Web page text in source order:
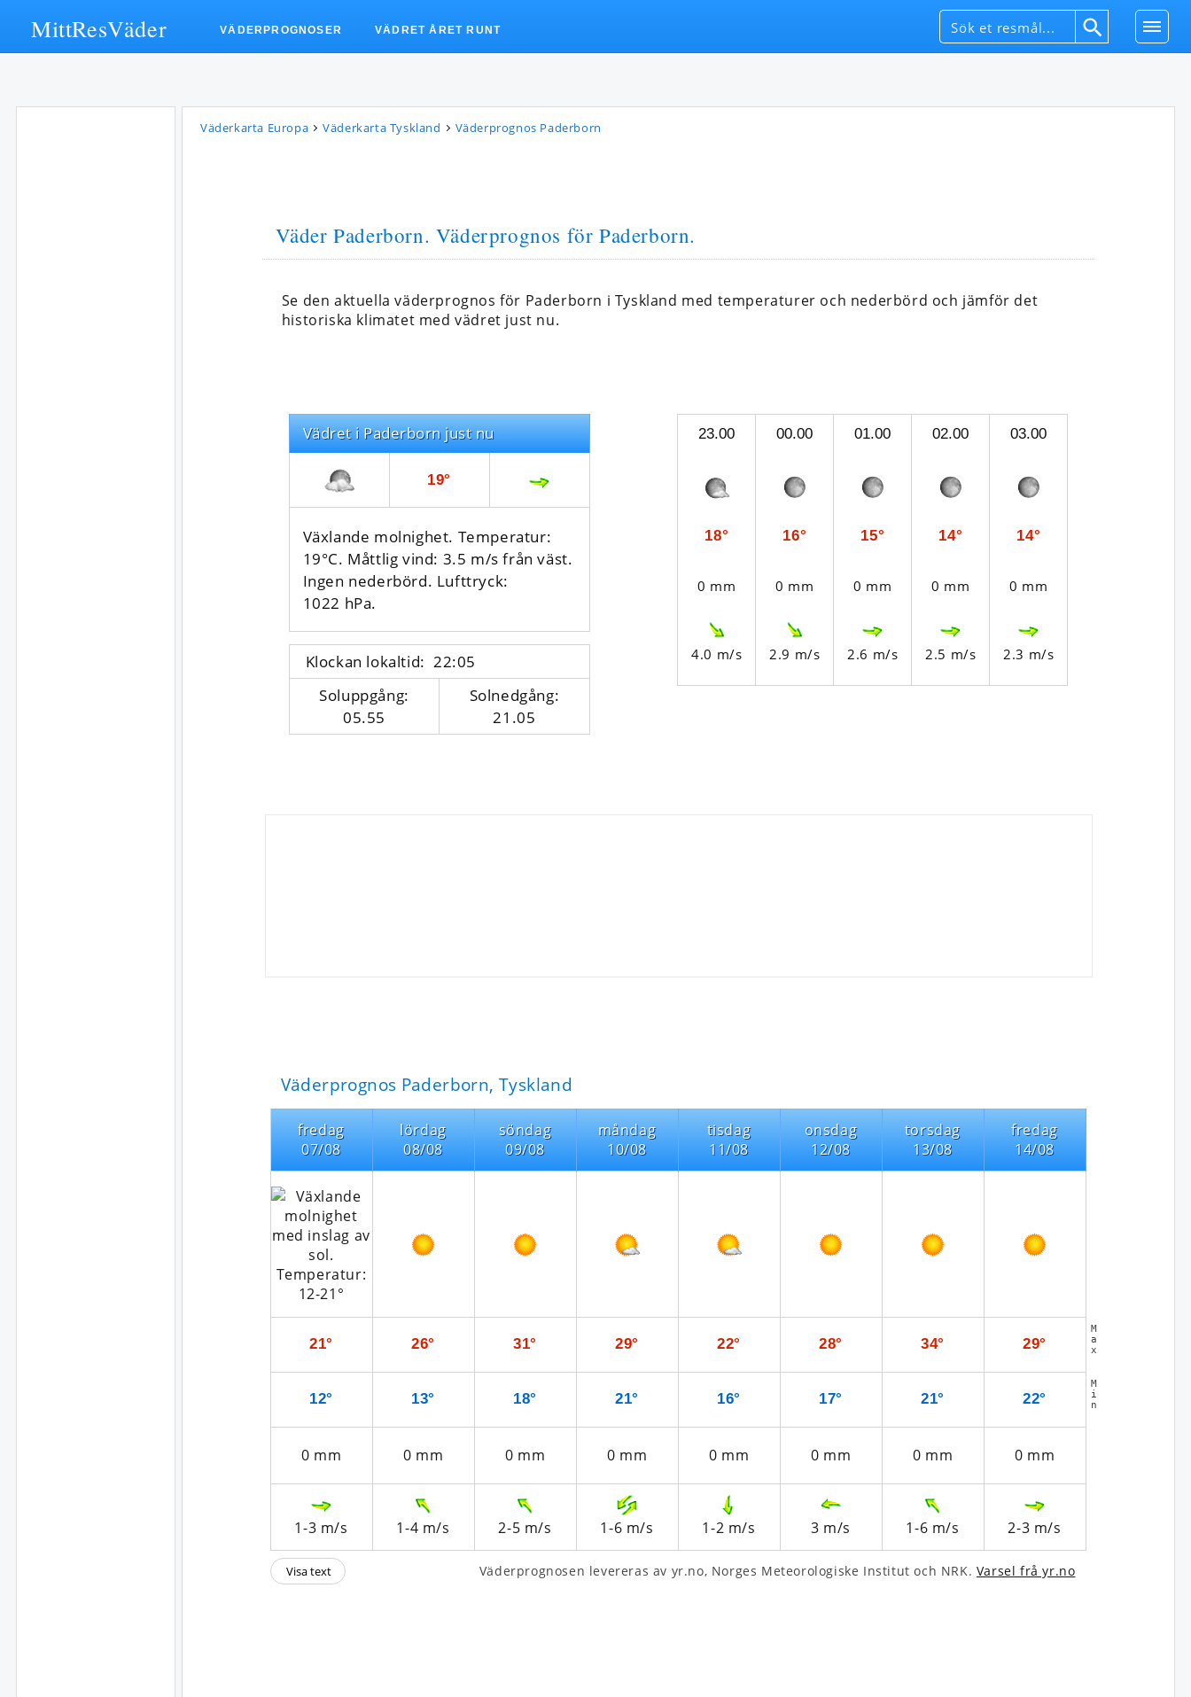
Väderkarta Europa Väderkarta Tyskland Väderprognos Paderborn
Väder Paderborn. Väderprognos för Paderborn.
Se den aktuella väderprognos för Paderborn i Tyskland med temperaturer och nederbörd och jämför det
historiska klimatet med vädret just nu.
Vädret i Paderborn just nu
19°
Växlande molnighet. Temperatur:
19°C. Måttlig vind: 3.5 m/s från väst.
Ingen nederbörd. Lufttryck:
1022 hPa.
Klockan lokaltid: 22:05
Soluppgång:
05.55
Solnedgång:
21.05
23.00
18°
0 mm
4.0 m/s
00.00
16°
0 mm
2.9 m/s
01.00
15°
0 mm
2.6 m/s
02.00
14°
0 mm
2.5 m/s
03.00
14°
0 mm
2.3 m/s
Väderprognos Paderborn, Tyskland
fredag
07/08
lördag
08/08
söndag
09/08
måndag
10/08
tisdag
11/08
onsdag
12/08
torsdag
13/08
fredag
14/08
21° 26° 31° 29° 22° 28° 34° 29°
M
a
x
12° 13° 18° 21° 16° 17° 21° 22°
M
i
n
0 mm 0 mm 0 mm 0 mm 0 mm 0 mm 0 mm 0 mm
1-3 m/s 1-4 m/s 2-5 m/s 1-6 m/s 1-2 m/s 3 m/s 1-6 m/s 2-3 m/s
Visa text Väderprognosen levereras av yr.no, Norges Meteo­rologiske Institut och NRK. Varsel frå yr.no
MittResVäder VÄDERPROGNOSER VÄDRET ÅRET RUNT